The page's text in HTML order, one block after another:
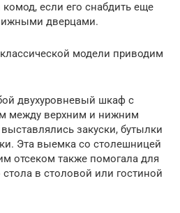
если его снабдить еще
дверцами.
модели приводим
двухуровневый шкаф с
между верхним и нижним
закуски, бутылки
Эта выемка со столешницей
отсеком также помогала для
в столовой или гостиной